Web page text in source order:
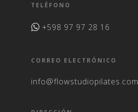
TELÉFONO
+598 97 97 28 16
CORREO ELECTRÓNICO
info@flowstudiopilates.com